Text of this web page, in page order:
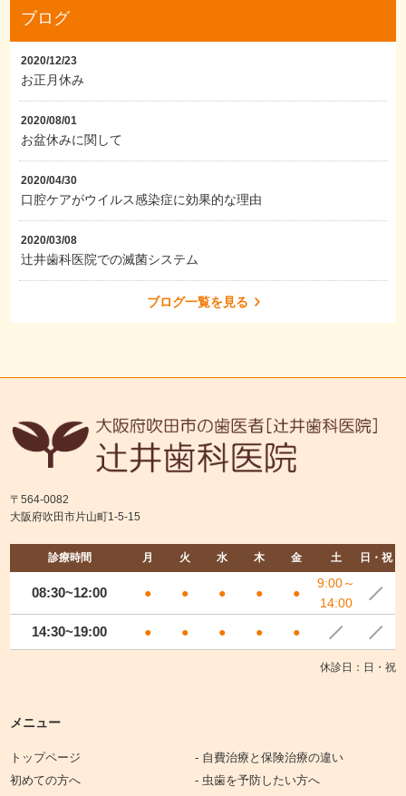
ブログ
2020/12/23
お正月休み
2020/08/01
お盆休みに関して
2020/04/30
口腔ケアがウイルス感染症に効果的な理由
2020/03/08
辻井歯科医院での滅菌システム
ブログ一覧を見る
〒564-0082
大阪府吹田市片山町1-5-15
診療時間 月 火 水 木 金 土 日・祝
08:30~12:00 ● ● ● ● ●
9:00～
14:00
14:30~19:00 ● ● ● ● ●
休診日：日・祝
メニュー
トップページ
初めての方へ
- 自費治療と保険治療の違い
- 虫歯を予防したい方へ